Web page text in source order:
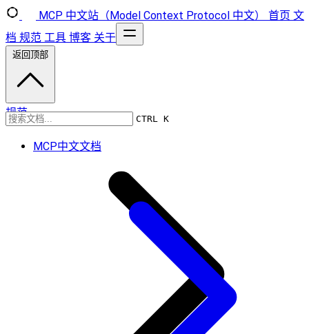
MCP 中文站（Model Context Protocol 中文） 首页 文
档 规范 工具 博客 关于
CTRL K
MCP中文文档
返回顶部
规范